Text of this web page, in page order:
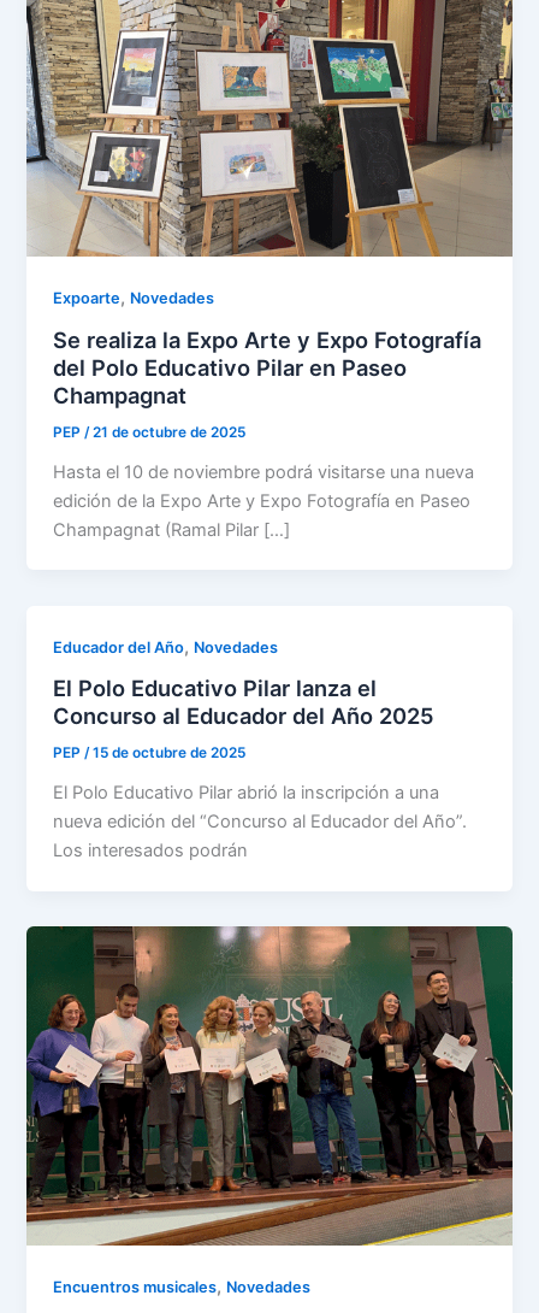
Expoarte, Novedades
Se realiza la Expo Arte y Expo Fotografía
del Polo Educativo Pilar en Paseo
Champagnat
PEP /21 de octubre de 2025
Hasta el 10 de noviembre podrá visitarse una nueva
edición de la Expo Arte y Expo Fotografía en Paseo
Champagnat (Ramal Pilar […]
Educador del Año, Novedades
El Polo Educativo Pilar lanza el
Concurso al Educador del Año 2025
PEP/15 de octubre de 2025
El Polo Educativo Pilar abrió la inscripción a una
nueva edición del “Concurso al Educador del Año”.
Los interesados podrán
Encuentros musicales, Novedades